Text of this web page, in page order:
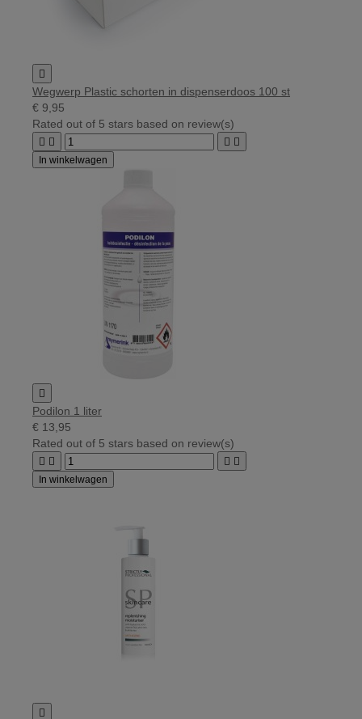

Wegwerp Plastic schorten in dispenserdoos 100 st
€ 9,95
Rated out of 5 stars based on review(s)
   
In winkelwagen

Podilon 1 liter
€ 13,95
Rated out of 5 stars based on review(s)
   
In winkelwagen
